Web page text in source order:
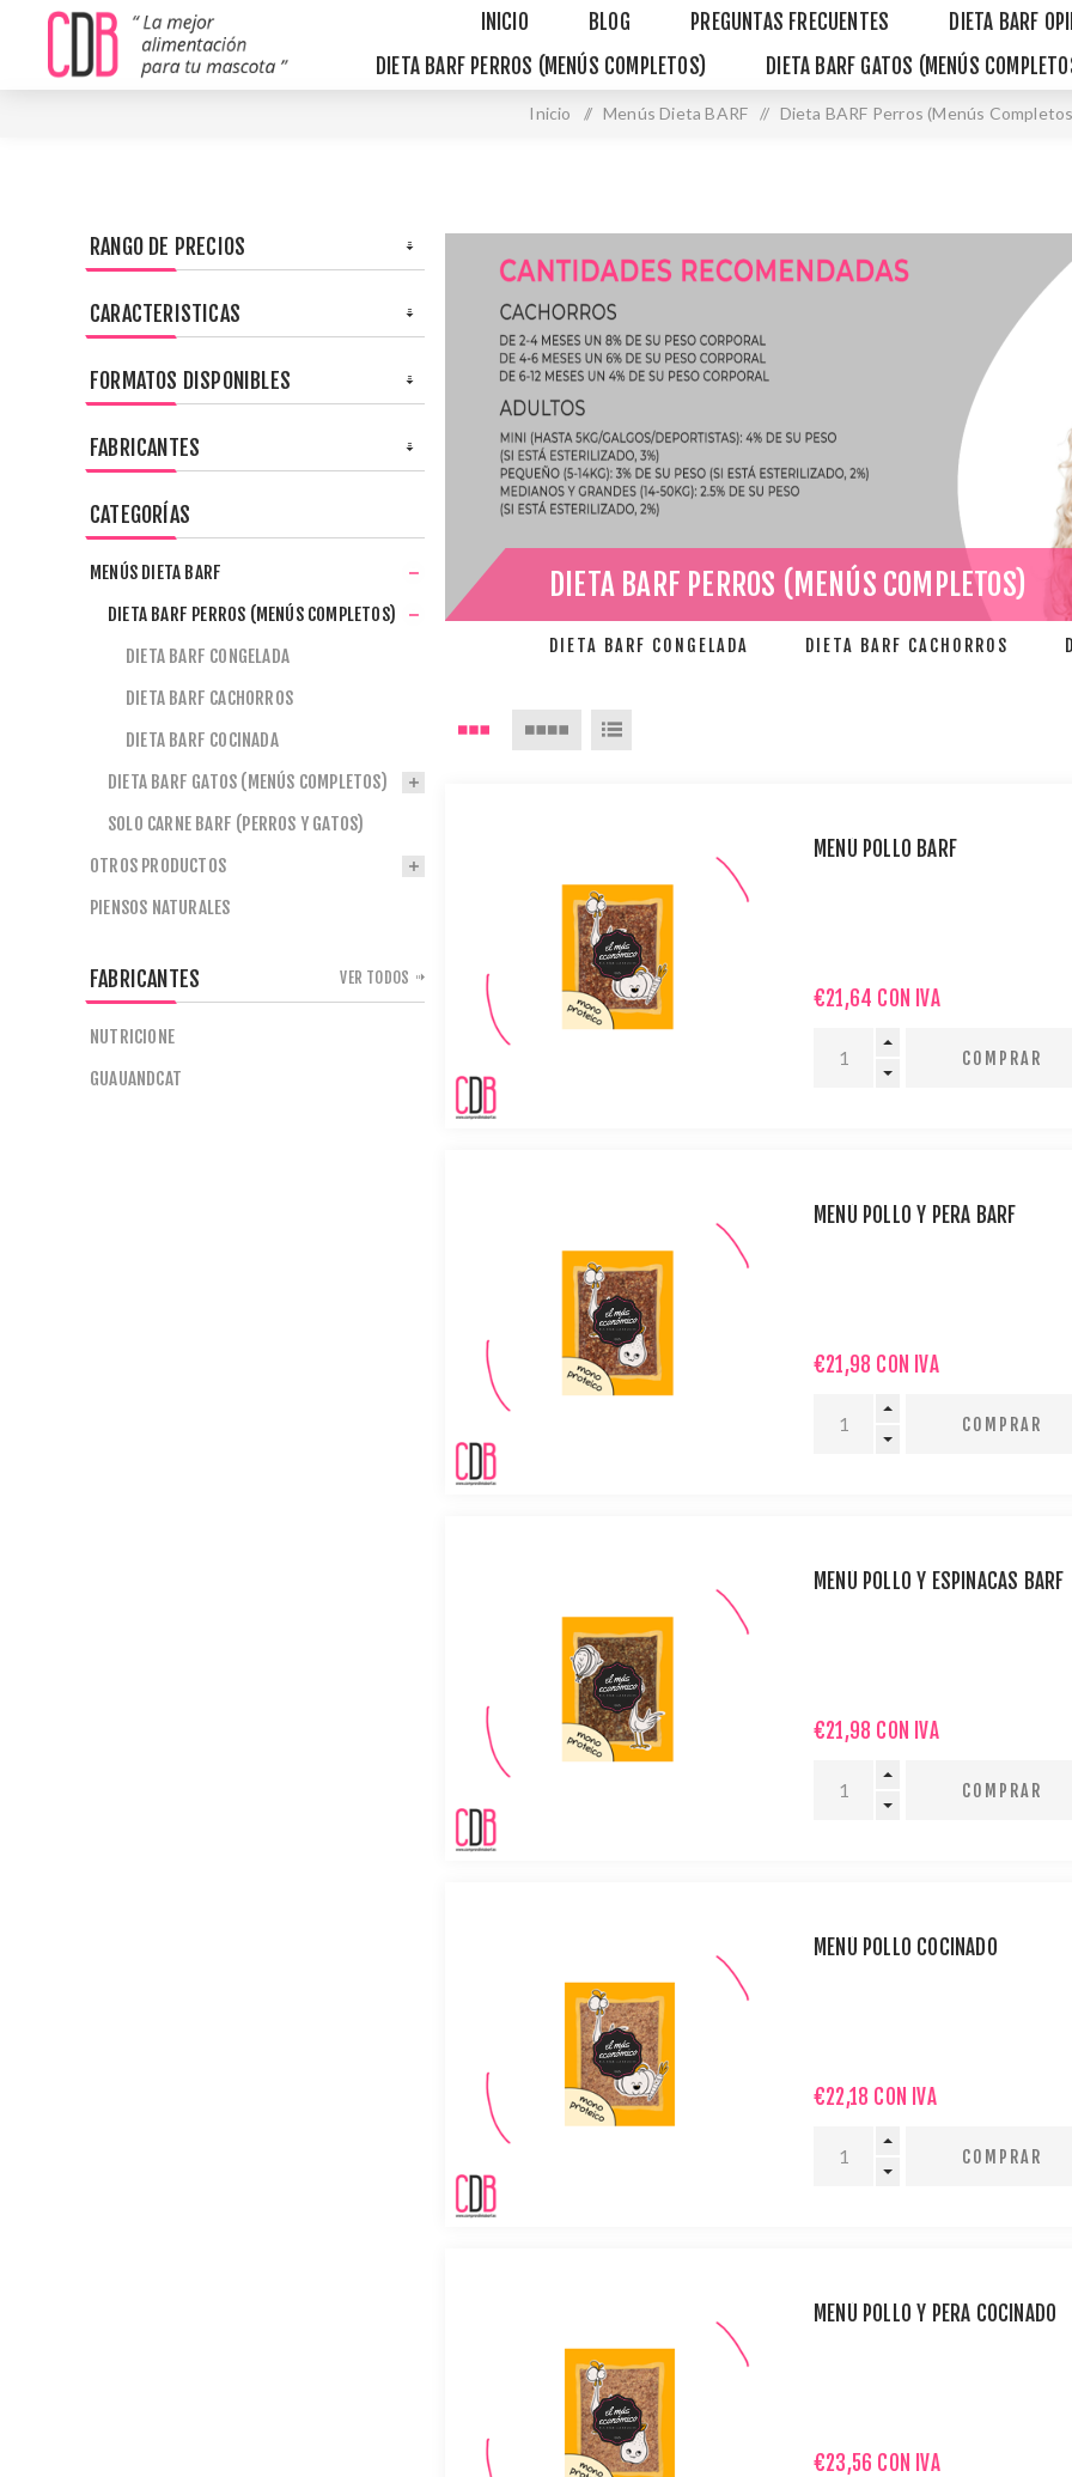
INICIO BLOG PREGUNTAS FRECUENTES
DIETA BARF
DIETA BARF PERROS (MENÚS COMPLETOS)
DIETA BARF GATOS (MENÚS
Inicio / Menús Dieta BARF / Dieta BARF Perros (Menús
DIETA BARF PERROS (MENÚS COMPLETOS)
DIETA BARF CONGELADA DIETA BARF CACHORROS
MENÚ POLLO BARF
€21,64 CON IVA
MENÚ POLLO Y PERA BARF
€21,98 CON IVA
MENÚ POLLO Y ESPINACAS BARF
€21,98 CON IVA
MENÚ POLLO COCINADO
€22,18 CON IVA
MENÚ POLLO Y PERA COCINADO
€23,56 CON IVA
RANGO DE PRECIOS
CARACTERISTICAS
FORMATOS DISPONIBLES
FABRICANTES
CATEGORÍAS
MENÚS DIETA BARF
DIETA BARF PERROS (MENÚS COMPLETOS)
DIETA BARF CONGELADA
DIETA BARF CACHORROS
DIETA BARF COCINADA
DIETA BARF GATOS (MENÚS COMPLETOS)
SOLO CARNE BARF (PERROS Y GATOS)
OTROS PRODUCTOS
PIENSOS NATURALES
FABRICANTES
NUTRICIONE
GUAUANDCAT
VER TODOS